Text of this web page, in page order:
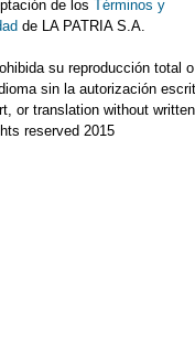
de los Términos y
de LA PATRIA S.A.
su reproducción total o
sin la autorización
or translation without written
reserved 2015